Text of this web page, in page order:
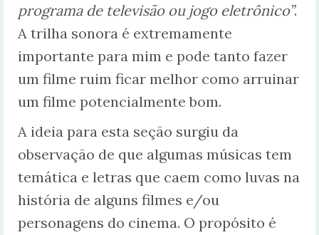
programa de televisão ou jogo eletrônico”.
A trilha sonora é extremamente
importante para mim e pode tanto fazer
um filme ruim ficar melhor como arruinar
um filme potencialmente bom.
A ideia para esta seção surgiu da
observação de que algumas músicas tem
temática e letras que caem como luvas na
história de alguns filmes e/ou
personagens do cinema. O propósito é